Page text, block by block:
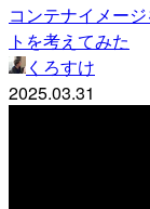
コンテナイメー
トを考えてみた
くろすけ
2025.03.31